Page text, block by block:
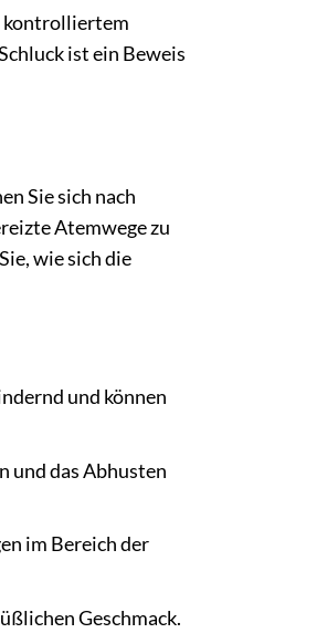
kontrolliertem
ist ein Beweis
Sie sich nach
Atemwege zu
wie sich die
und können
und das Abhusten
im Bereich der
Geschmack.